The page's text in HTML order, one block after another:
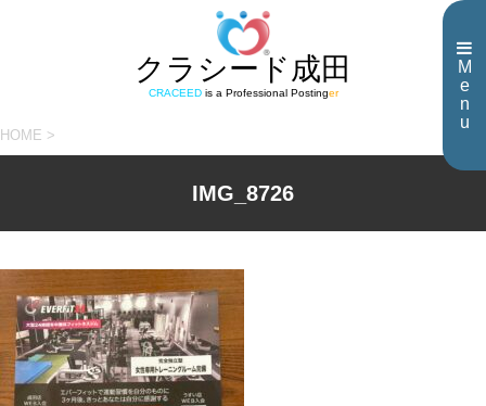
M
e
n
u
クラシード成田
CRACEEDis a Professional Postinger
HOME >
IMG_8726